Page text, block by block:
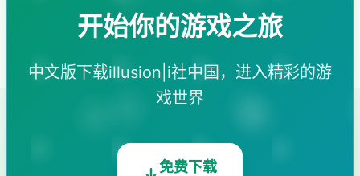
开始你的游戏之旅
中文版下载illusion|i社中国，进入精彩的游
戏世界
免费下载